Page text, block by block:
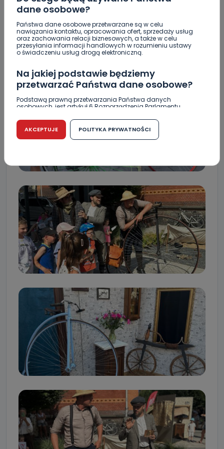
dane osobowe?
Państwa dane osobowe przetwarzane są w celu
nawiązania kontaktu, opracowania ofert, sprzedaży usług
oraz zachowania relacji biznesowych, a także w celu
przesyłania informacji handlowych w rozumieniu ustawy
o świadczeniu usług drogą elektroniczną.
Na jakiej podstawie będziemy
przetwarzać Państwa dane osobowe?
Podstawą prawną przetwarzania Państwa danych
osobowych, jest artykuł 6 Rozporządzenia Parlamentu
r. w sprawie ochrony osób fizycznych w związku z
przetwarzaniem danych osobowych w sprawie
swobodnego przepływu takich danych oraz uchylenia
dyrektywy 95/46/WE (RODO).
Czy jest możliwość cofnięcia zgody?
wymogiem ustawowym lub umownym oraz nie stanowi
warunku zawarcia umowy. Cofnięcie zgody jest możliwe
na każdym etapie i nie jest to związane z żadnymi
negatywnymi konsekwencjami. Cofnięcia zgody można
dokonać w dowolny, wybrany sposób (e-mail, poczta
tradycyjna) tak, aby dotarła do wiadomości Telewizji
Kablowej Pro-Art z siedzibą w miejscowości Ostrów
Wielkopolski (63-400) przy ul. Wolności 19.
Kiedy i komu możemy przekazać
Państwa dane?
Ostrów Wielkopolski (63-400) przy ul. Wolności 19 nie
przekazuje Państwa danych osobowych podmiotom
trzecim, jak również nie są one wykorzystywane w
procesach zautomatyzowanego profilowania.
Co mogą Państwo zrobić z
przekazanymi nam danymi?
Po wyrażeniu zgody na przetwarzanie danych osobowych,
mają Państwo prawo do żądania od Telewizji Kablowa
Pro-Art z siedzibą w miejscowości Ostrów Wielkopolski (63-
400) przy ul. Wolności 19 dostępu do danych osobowych
żądania ich sprostowania, usunięcia danych,
ograniczenia ich przetwarzania oraz prawo wniesienia
sprzeciwu wobec ich przetwarzania.
Do kiedy Państwa dane osobowe będą
przechowywane?
AKCEPTUJE POLITYKA PRYWATNOŚCI